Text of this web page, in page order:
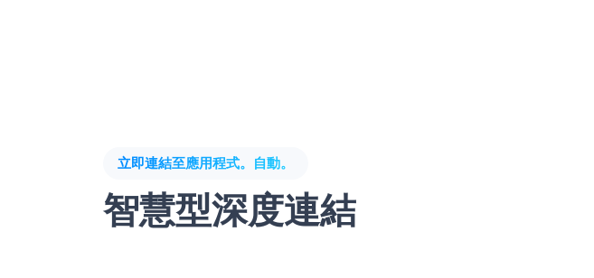
立即連結至應用程式。自動。
智慧型深度連結